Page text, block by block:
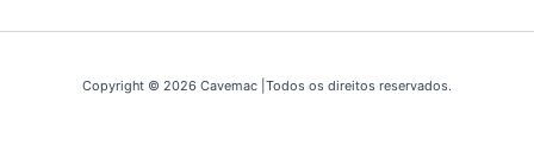
Copyright © 2026 Cavemac |Todos os direitos reservados.